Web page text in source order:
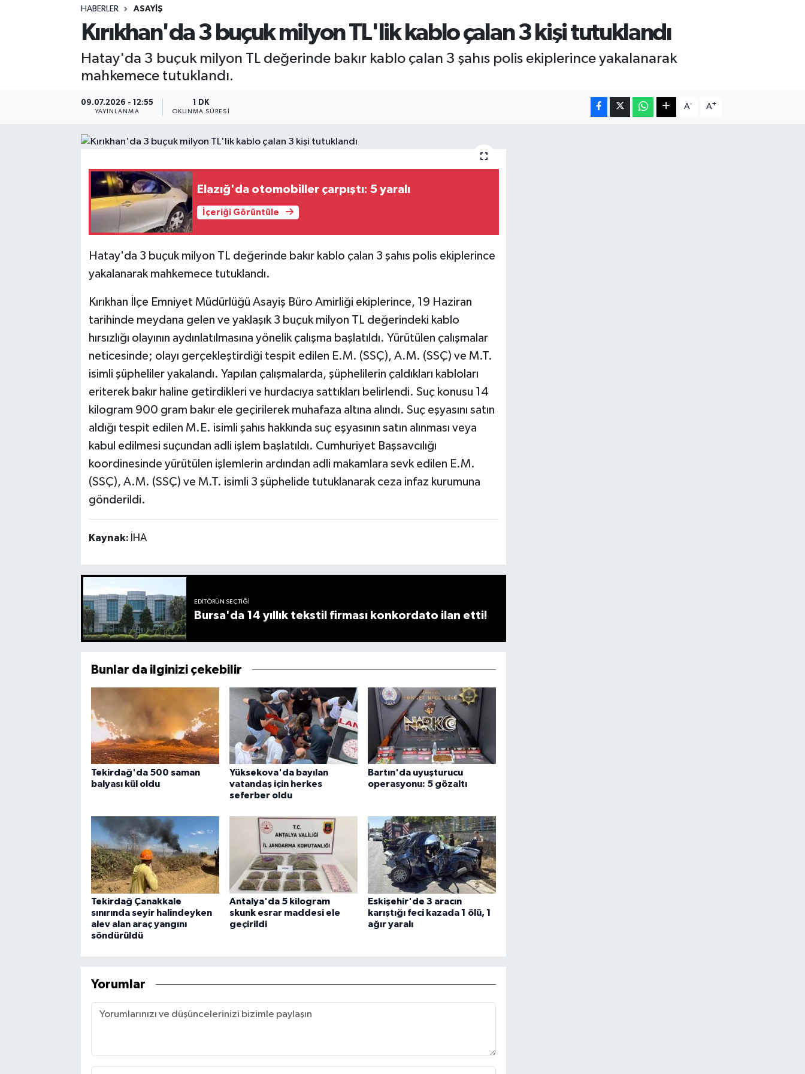
HABERLER ASAYIŞ
Kırıkhan'da 3 buçuk milyon TL'lik kablo çalan 3 kişi tutuklandı
Hatay'da 3 buçuk milyon TL değerinde bakır kablo çalan 3 şahıs polis ekiplerince yakalanarak
mahkemece tutuklandı.
09.07.2026 - 12:55
YAYINLANMA
1 DK
OKUNMA SÜRESI
A- A+
Elazığ'da otomobiller çarpıştı: 5 yaralı
İçeriği Görüntüle
Hatay'da 3 buçuk milyon TL değerinde bakır kablo çalan 3 şahıs polis ekiplerince
yakalanarak mahkemece tutuklandı.
Kırıkhan İlçe Emniyet Müdürlüğü Asayiş Büro Amirliği ekiplerince, 19 Haziran
tarihinde meydana gelen ve yaklaşık 3 buçuk milyon TL değerindeki kablo
hırsızlığı olayının aydınlatılmasına yönelik çalışma başlatıldı. Yürütülen çalışmalar
neticesinde; olayı gerçekleştirdiği tespit edilen E.M. (SSÇ), A.M. (SSÇ) ve M.T.
isimli şüpheliler yakalandı. Yapılan çalışmalarda, şüphelilerin çaldıkları kabloları
eriterek bakır haline getirdikleri ve hurdacıya sattıkları belirlendi. Suç konusu 14
kilogram 900 gram bakır ele geçirilerek muhafaza altına alındı. Suç eşyasını satın
aldığı tespit edilen M.E. isimli şahıs hakkında suç eşyasının satın alınması veya
kabul edilmesi suçundan adli işlem başlatıldı. Cumhuriyet Başsavcılığı
koordinesinde yürütülen işlemlerin ardından adli makamlara sevk edilen E.M.
(SSÇ), A.M. (SSÇ) ve M.T. isimli 3 şüphelide tutuklanarak ceza infaz kurumuna
gönderildi.
Kaynak: İHA
EDITÖRÜN SEÇTIĞI
Bursa'da 14 yıllık tekstil firması konkordato ilan etti!
Bunlar da ilginizi çekebilir
Tekirdağ'da 500 saman
balyası kül oldu
Yüksekova'da bayılan
vatandaş için herkes
seferber oldu
Bartın'da uyuşturucu
operasyonu: 5 gözaltı
Tekirdağ Çanakkale
sınırında seyir halindeyken
alev alan araç yangını
söndürüldü
Antalya'da 5 kilogram
skunk esrar maddesi ele
geçirildi
Eskişehir'de 3 aracın
karıştığı feci kazada 1 ölü, 1
ağır yaralı
Yorumlar